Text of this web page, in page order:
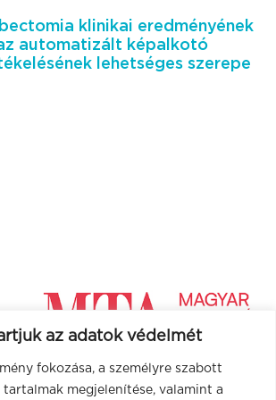
az adatok védelmét
fokozása, a személyre szabott
tartalmak megjelenítése, valamint a
klinikai eredményének
automatizált képalkotó
lehetséges szerepe